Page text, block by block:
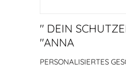
" DEIN
"ANNA
PERSONALISIERTES